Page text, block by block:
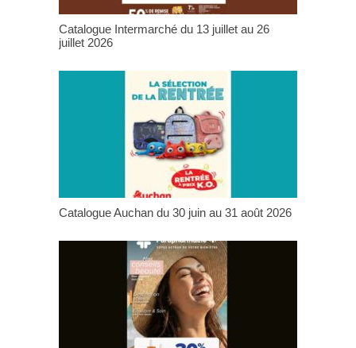
Catalogue Intermarché du 13 juillet au 26
juillet 2026
Catalogue Auchan du 30 juin au 31 août 2026